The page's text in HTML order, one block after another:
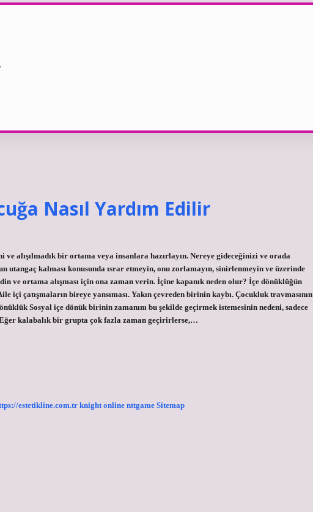
Nasıl Yardım Edilir
ve alışılmadık bir ortama veya insanlara hazırlayın. Nereye gideceğinizi ve orada
utangaç kalması konusunda ısrar etmeyin, onu zorlamayın, sinirlenmeyin ve üzerinde
ve ortama alışması için ona zaman verin. İçine kapanık neden olur? İçe dönüklüğün
içi çatışmaların bireye yansıması. Yakın çevreden birinin kaybı. Çocukluk travmasının
Sosyal içe dönük birinin zamanını bu şekilde geçirmek istemesinin nedeni, sadece
kalabalık bir grupta çok fazla zaman geçirirlerse,…
estetikline.com.tr knight online nttgame Sitemap